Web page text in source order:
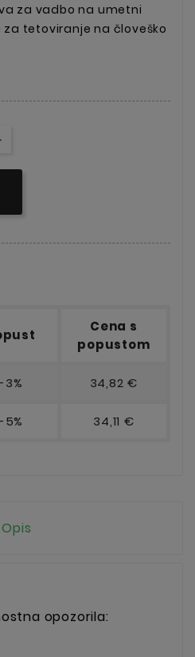
za vadbo na umetni
za tetoviranje na človeško
Cena s
popustom
3% 34,82 €
5% 34,11 €
Opis
opozorila: